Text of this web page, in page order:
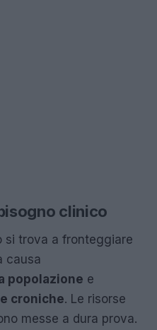
clinico
si trova a fronteggiare
causa
popolazione e
croniche. Le risorse
messe a dura prova.